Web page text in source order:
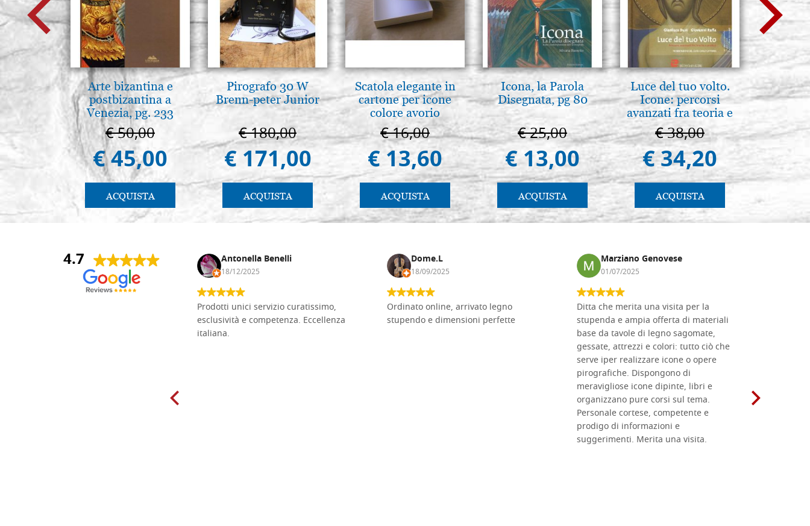
Arte bizantina e
postbizantina a
Venezia, pg. 233
€ 50,00
€ 45,00
ACQUISTA
Pirografo 30 W
Brenn-peter Junior
€ 180,00
€ 171,00
ACQUISTA
Scatola elegante in
cartone per icone
colore avorio
€ 16,00
€ 13,60
ACQUISTA
Icona, la Parola
Disegnata, pg 80
€ 25,00
€ 13,00
ACQUISTA
Luce del tuo volto.
Icone: percorsi
avanzati fra teoria e
pratica. pg. 430
€ 38,00
€ 34,20
ACQUISTA
A te
(libro-
€
€
4.7
Andrea Monguzzi Antonella Benelli
18/12/2025
Prodotti unici servizio curatissimo,
esclusività e competenza. Eccellenza
italiana.
Dome.L
18/09/2025
Ordinato online, arrivato legno
stupendo e dimensioni perfette
Marziano Genovese
01/07/2025
Ditta che merita una visita per la
stupenda e ampia offerta di materiali
base da tavole di legno sagomate,
gessate, attrezzi e colori: tutto ciò che
serve iper realizzare icone o opere
pirografiche. Dispongono di
meravigliose icone dipinte, libri e
organizzano pure corsi sul tema.
Personale cortese, competente e
prodigo di informazioni e
suggerimenti. Merita una visita.